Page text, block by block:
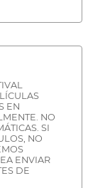
EN
NO
SI
NO
ENVIAR
DE